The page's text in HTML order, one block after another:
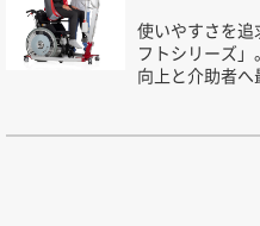
使いやすさを追
フトシリーズ」
向上と介助者へ